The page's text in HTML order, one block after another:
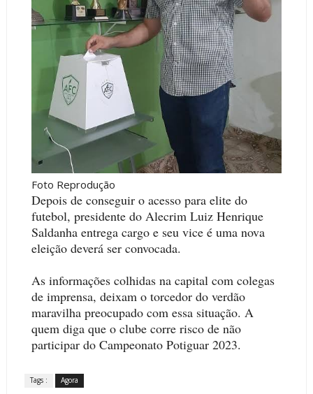
Foto Reprodução
Depois de conseguir o acesso para elite do
futebol, presidente do Alecrim Luiz Henrique
Saldanha entrega cargo e seu vice é uma nova
eleição deverá ser convocada.
As informações colhidas na capital com colegas
de imprensa, deixam o torcedor do verdão
maravilha preocupado com essa situação. A
quem diga que o clube corre risco de não
participar do Campeonato Potiguar 2023.
Tags : Agora